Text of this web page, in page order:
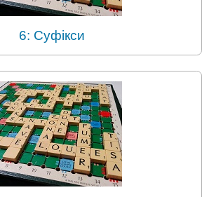
6: Суфікси